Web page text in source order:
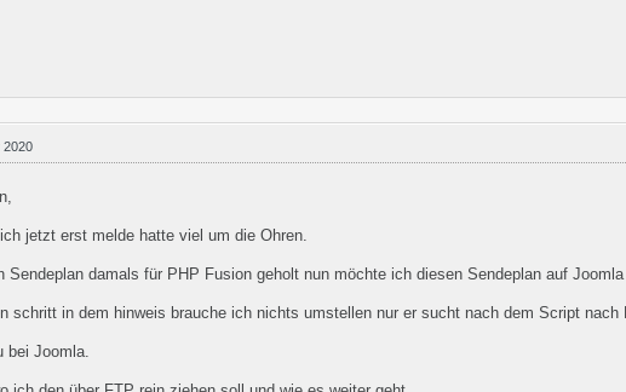
2020
jetzt erst melde hatte viel um die Ohren.
Sendeplan damals für PHP Fusion geholt nun möchte ich diesen Sendeplan auf
schritt in dem hinweis brauche ich nichts umstellen nur er sucht nach dem Script nach
bei Joomla.